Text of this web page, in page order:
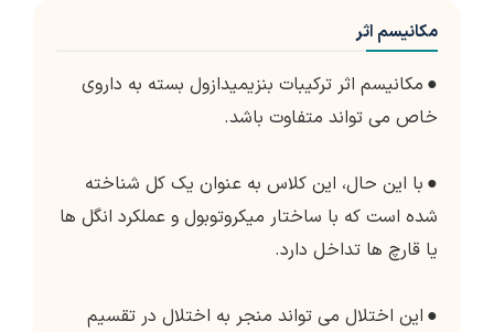
مکانیسم اثر
● مکانیسم اثر ترکیبات بنزیمیدازول بسته به داروی
خاص می تواند متفاوت باشد.
● با این حال، این کلاس به عنوان یک کل شناخته
شده است که با ساختار میکروتوبول و عملکرد انگل ها
یا قارچ ها تداخل دارد.
● این اختلال می تواند منجر به اختلال در تقسیم